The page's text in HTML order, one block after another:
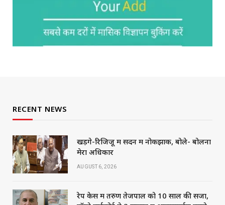
RECENT NEWS
खड़गे-रिजिजू में सदन में नोकझोंक, बोले- बोलना
मेरा अधिकार
AUGUST 6, 2026
रेप केस में तरुण तेजपाल को 10 साल की सजा,